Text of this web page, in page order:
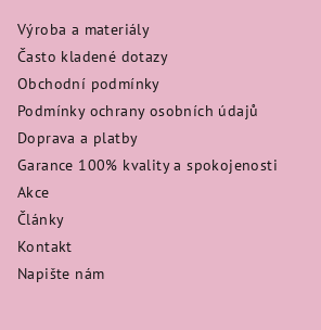
Výroba a materiály
Často kladené dotazy
Obchodní podmínky
Podmínky ochrany osobních údajů
Doprava a platby
Garance 100% kvality a spokojenosti
Akce
Články
Kontakt
Napište nám